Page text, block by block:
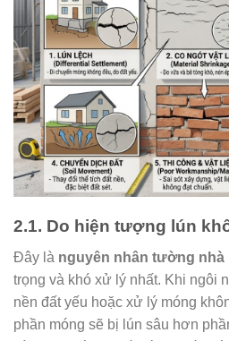
2.1. Do hiện tượng lún
Đây là nguyên nhân tường nhà
trọng và khó xử lý nhất. Khi ngôi
nền đất yếu hoặc xử lý móng
phần móng sẽ bị lún sâu hơn